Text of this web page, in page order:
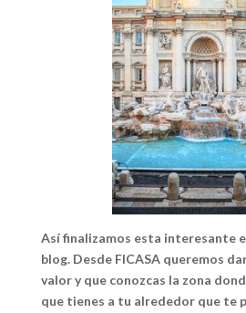
Así finalizamos esta interesante
blog. Desde FICASA queremos
valor y que conozcas la zona
que tienes a tu alrededor que te